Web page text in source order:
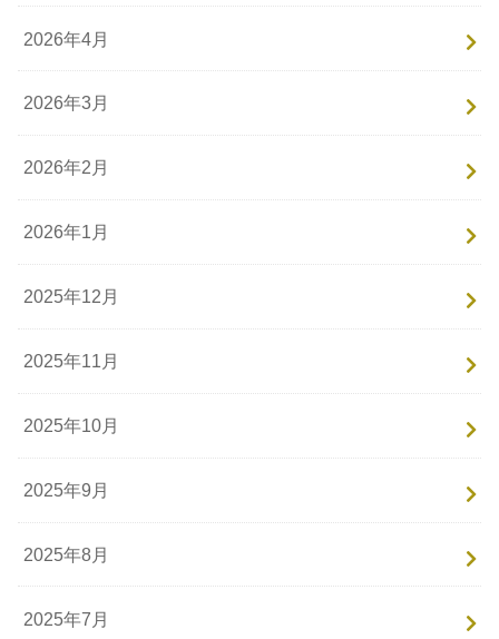
2026年4月
2026年3月
2026年2月
2026年1月
2025年12月
2025年11月
2025年10月
2025年9月
2025年8月
2025年7月